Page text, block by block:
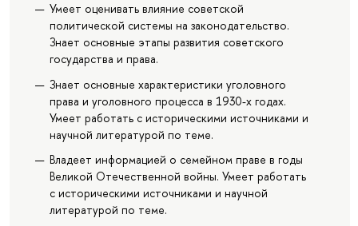
Умеет оценивать влияние советской
политической системы на законодательство.
Знает основные этапы развития советского
государства и права.
Знает основные характеристики уголовного
права и уголовного процесса в 1930-х годах.
Умеет работать с историческими источниками и
научной литературой по теме.
Владеет информацией о семейном праве в годы
Великой Отечественной войны. Умеет работать
с историческими источниками и научной
литературой по теме.